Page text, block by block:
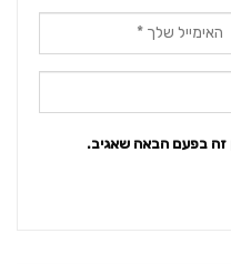
זה בפעם הבאה שאגיב.